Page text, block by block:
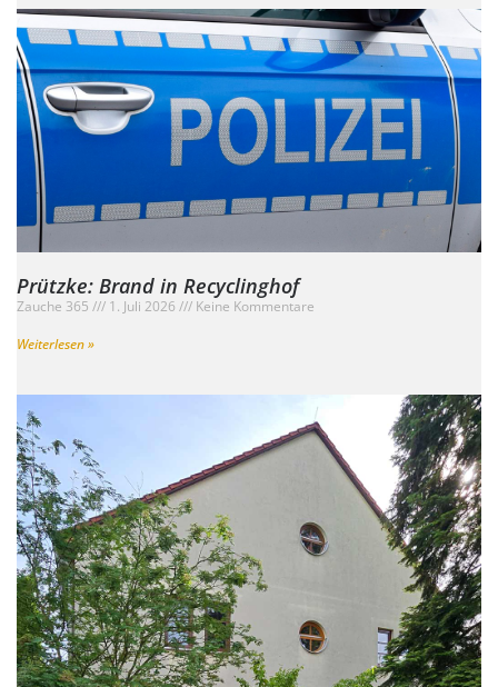
Prützke: Brand in Recyclinghof
Zauche 365 1. Juli 2026
Keine Kommentare
Weiterlesen »